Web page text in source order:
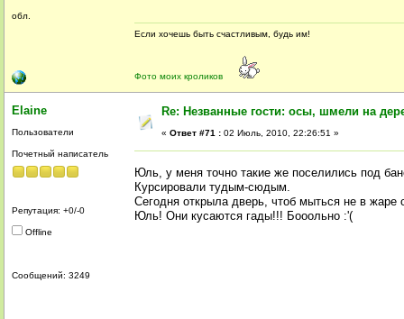
обл.
Если хочешь быть счастливым, будь им!
Фото моих кроликов
Elaine
Пользователи
Почетный написатель
Репутация: +0/-0
Offline
Сообщений: 3249
Re: Незванные гости: осы, шмели на
« Ответ #71 : 02 Июль, 2010, 22:26:51 »
Юль, у меня точно такие же поселились под
Курсировали тудым-сюдым.
Сегодня открыла дверь, чтоб мыться не в жаре
Юль! Они кусаются гады!!! Бооольно :'(